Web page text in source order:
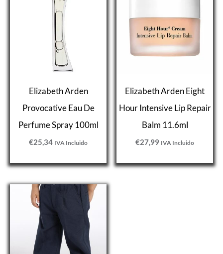
Elizabeth Arden
Provocative Eau De
Perfume Spray 100ml
€25,34 IVA Incluido
Elizabeth Arden Eight
Hour Intensive Lip Repair
Balm 11.6ml
€27,99 IVA Incluido